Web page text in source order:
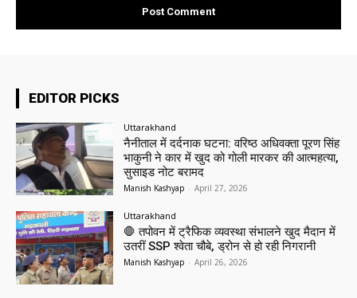
EDITOR PICKS
Uttarakhand
नैनीताल में दर्दनाक घटना: वरिष्ठ अधिवक्ता पूरण सिंह
भाकुनी ने कार में खुद को गोली मारकर की आत्महत्या,
सुसाइड नोट बरामद
Manish Kashyap - April 27, 2026
Uttarakhand
🛑 तपोवन में ट्रैफिक व्यवस्था संभालने खुद मैदान में
उतरीं SSP श्वेता चौबे, ड्रोन से हो रही निगरानी
Manish Kashyap - April 26, 2026